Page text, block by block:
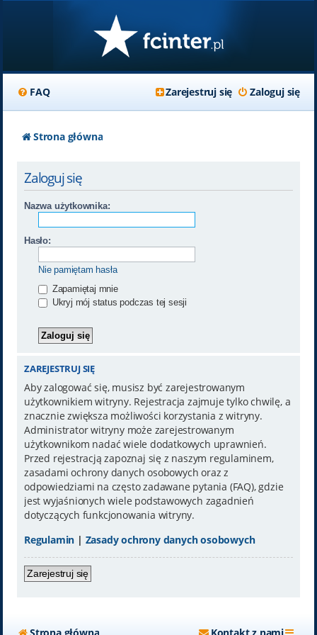
FAQ Zaloguj się
Zarejestruj się
Strona główna
Zaloguj się
Nazwa użytkownika:
Hasło:
Nie pamiętam hasła
Zapamiętaj mnie
Ukryj mój status podczas tej sesji
ZAREJESTRUJ SIĘ
Aby zalogować się, musisz być zarejestrowanym
użytkownikiem witryny. Rejestracja zajmuje tylko chwilę, a
znacznie zwiększa możliwości korzystania z witryny.
Administrator witryny może zarejestrowanym
użytkownikom nadać wiele dodatkowych uprawnień.
Przed rejestracją zapoznaj się z naszym regulaminem,
zasadami ochrony danych osobowych oraz z
odpowiedziami na często zadawane pytania (FAQ), gdzie
jest wyjaśnionych wiele podstawowych zagadnień
dotyczących funkcjonowania witryny.
Regulamin | Zasady ochrony danych osobowych
Zarejestruj się
Strona główna Kontakt z nami